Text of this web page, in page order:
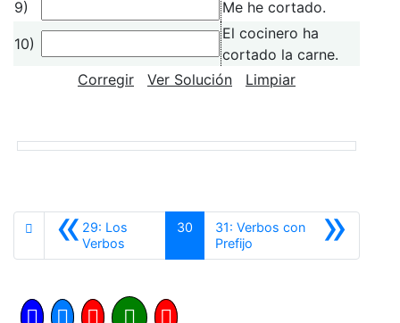
9)
Me he cortado.
10)
El cocinero ha
cortado la carne.
Corregir
Ver Solución Limpiar
«29: Los
Verbos
30 »
31: Verbos con
Prefijo